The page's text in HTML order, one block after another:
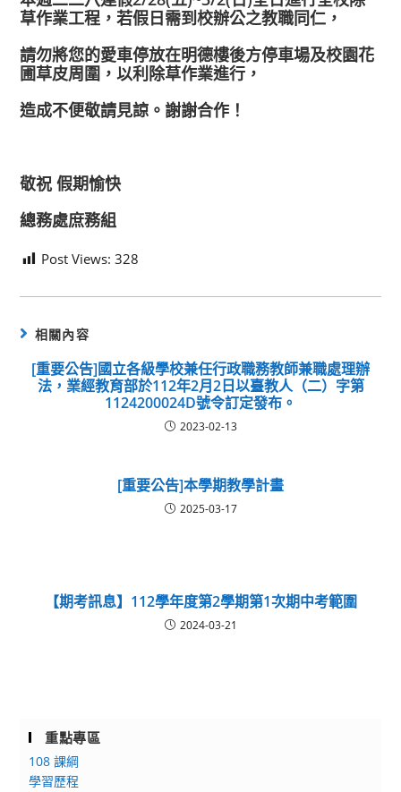
草作業工程，若假日需到校辦公之教職同仁，
請勿將您的愛車停放在明德樓後方停車場及校園花
圃草皮周圍 ，以利除草作業進行，
造成不便敬請見諒。謝謝合作！
敬祝 假期愉快
總務處庶務組
Post Views: 328
相關內容
[重要公告]國立各級學校兼任行政職務教師兼職處理辦
法，業經教育部於112年2月2日以臺教人（二）字第
1124200024D號令訂定發布。
2023-02-13
[重要公告]本學期教學計畫
2025-03-17
【期考訊息】112學年度第2學期第1次期中考範圍
2024-03-21
重點專區
108 課綱
學習歷程